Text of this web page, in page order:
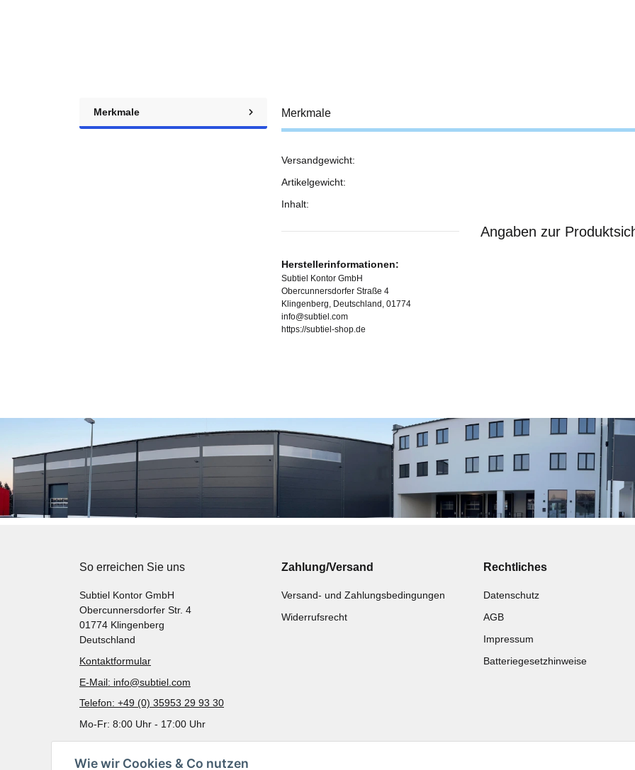
Wie wir Cookies & Co nutzen
Merkmale Merkmale
Produkteigenschaft
Wert
Versandgewicht:
Artikelgewicht:
Inhalt:
Angaben zur
Herstellerinformationen:
Subtiel Kontor GmbH
Obercunnersdorfer Straße 4
Klingenberg, Deutschland, 01774
info@subtiel.com
https://subtiel-shop.de
So erreichen Sie uns
Subtiel Kontor GmbH
Obercunnersdorfer Str. 4
01774 Klingenberg
Deutschland
Kontaktformular
E-Mail: info@subtiel.com
Telefon: +49 (0) 35953 29 93 30
Mo-Fr: 8:00 Uhr - 17:00 Uhr
Zahlung/Versand
Versand- und Zahlungsbedingungen
Widerrufsrecht
Rechtliches
Datenschutz
AGB
Impressum
Batteriegesetzhinweise